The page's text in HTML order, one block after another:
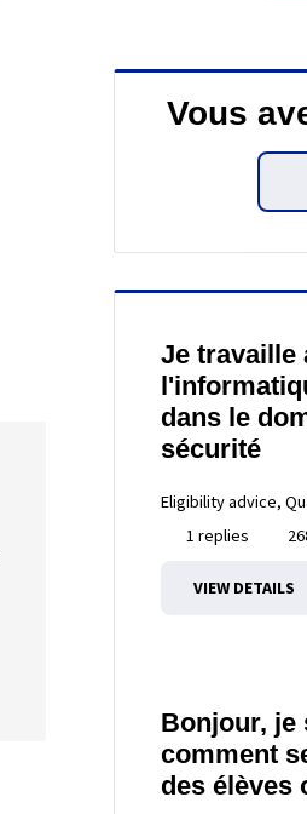
Vous
Je travaille
dans le
sécurité
Eligibility advice,
1 replies
VIEW DETAILS
Bonjour, je
comment
des élèves